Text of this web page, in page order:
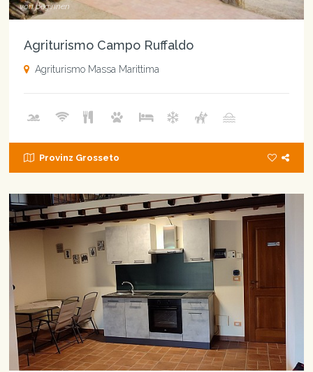
von beginnen
Agriturismo Campo Ruffaldo
Agriturismo Massa Marittima
Provinz Grosseto